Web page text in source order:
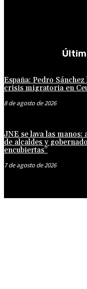
España: Pedro
crisis migratoria en
8 de agosto de 2026
JNE se lava las
de alcaldes y
encubiertas”
7 de agosto de 2026